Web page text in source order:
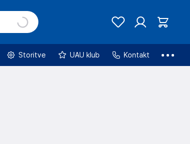
Storitve UAU klub Kontakt